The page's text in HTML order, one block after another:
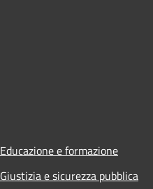
Educazione e formazione
Giustizia e sicurezza pubblica